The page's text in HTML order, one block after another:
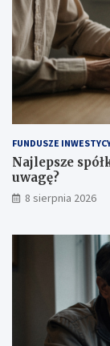
w
r
c
ć
u
w
a
g
ę
?
FUNDUSZE
Najlepsze
uwagę?
8 sierpnia 2026